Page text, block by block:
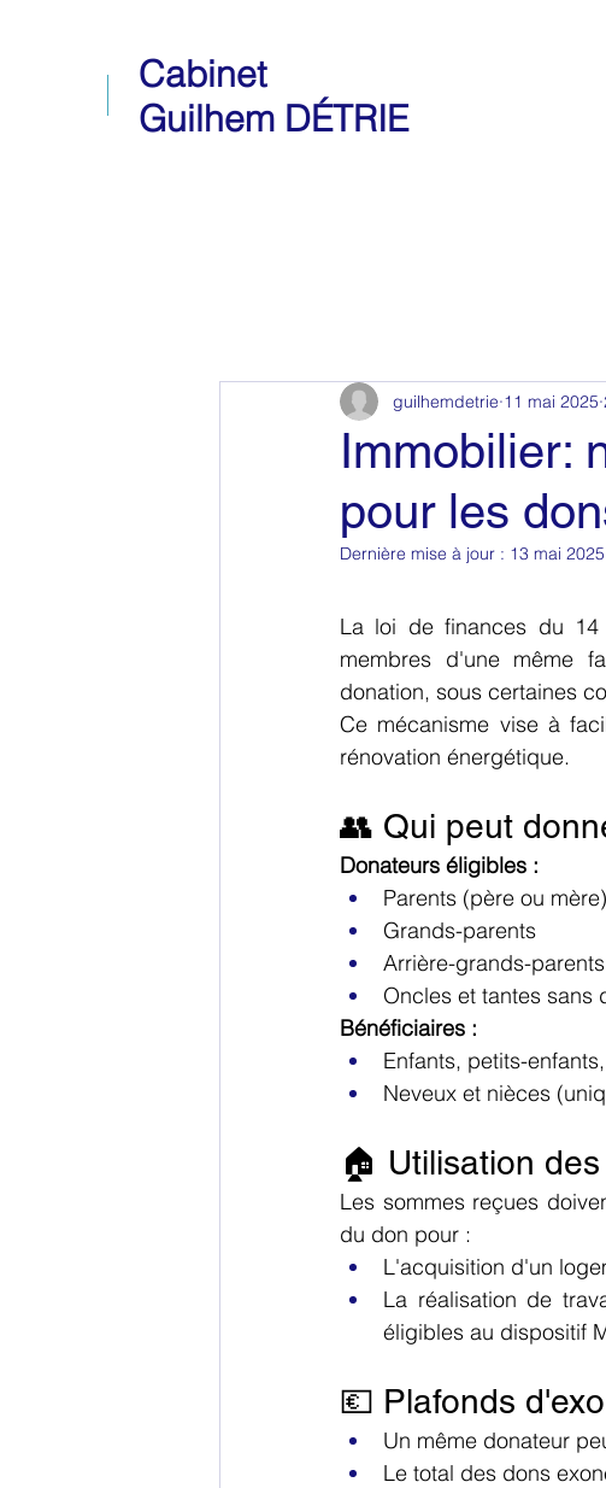
Cabinet
Guilhem DÉTRIE
Régimes matrimoniaux
Immobilier:
pour les
guilhemdetrie 11 mai 2025
Dernière mise à jour : 13 mai 2025
La loi de finances du 14
membres d'une même
donation, sous certaines
Ce mécanisme vise à
rénovation énergétique.
👥 Qui peut
Donateurs éligibles :
Parents (père ou mère)
Grands-parents
Arrière-grands-parents
Oncles et tantes sans
Bénéficiaires :
Enfants, petits-
Neveux et nièces
🏠 Utilisation
Les sommes reçues
du don pour :
L'acquisition d'un
La réalisation de
éligibles au dispositif
💶 Plafonds
Un même donateur
Le total des dons